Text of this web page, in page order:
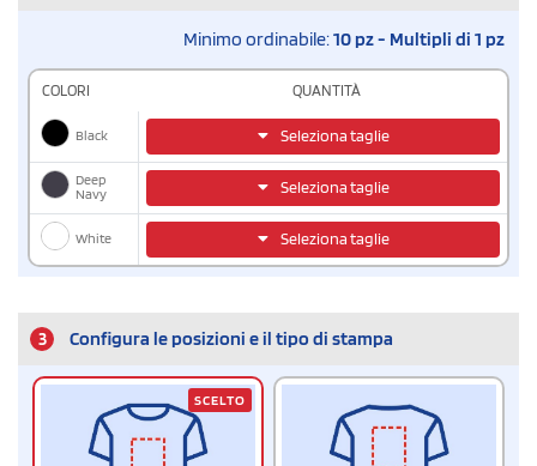
Minimo ordinabile:10 pz - Multipli di 1 pz
COLORI QUANTITÀ
Black Seleziona taglie
Deep
Navy
Seleziona taglie
White Seleziona taglie
3 Configura le posizioni e il tipo di stampa
SCELTO